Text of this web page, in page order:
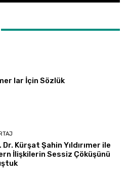
lar İçin Sözlük
Dr. Kürşat Şahin Yıldırımer ile
İlişkilerin Sessiz Çöküşünü